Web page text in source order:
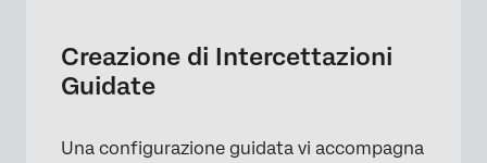
Creazione di Intercettazioni
Guidate
Una configurazione guidata vi accompagna